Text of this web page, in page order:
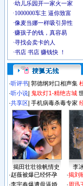
·听评书 郭德纲对口相声集
·听小说 鬼吹灯1-精绝古城
·共享区 手机病毒杀毒专家
揭田壮壮徐帆情史 李
·赵薇被爆已经怀孕
·李宇春爆遭母逼婚
·揭刘
·周迅